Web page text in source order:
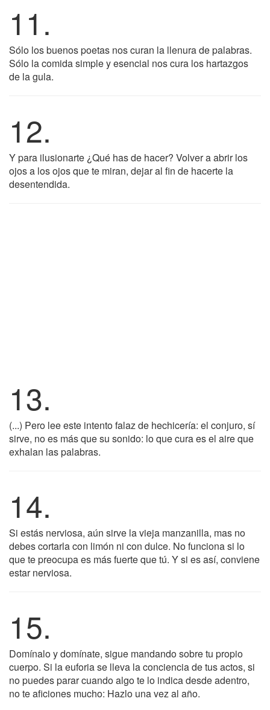
11.
Sólo los buenos poetas nos curan la llenura de palabras.
Sólo la comida simple y esencial nos cura los hartazgos
de la gula.
12.
Y para ilusionarte ¿Qué has de hacer? Volver a abrir los
ojos a los ojos que te miran, dejar al fin de hacerte la
desentendida.
13.
(...) Pero lee este intento falaz de hechicería: el conjuro, sí
sirve, no es más que su sonido: lo que cura es el aire que
exhalan las palabras.
14.
Si estás nerviosa, aún sirve la vieja manzanilla, mas no
debes cortarla con limón ni con dulce. No funciona si lo
que te preocupa es más fuerte que tú. Y si es así, conviene
estar nerviosa.
15.
Domínalo y domínate, sigue mandando sobre tu propio
cuerpo. Si la euforia se lleva la conciencia de tus actos, si
no puedes parar cuando algo te lo indica desde adentro,
no te aficiones mucho: Hazlo una vez al año.